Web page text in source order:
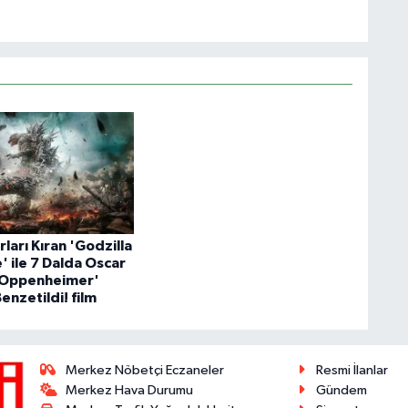
Kıran 'Godzilla
ile 7 Dalda Oscar
film
Merkez Nöbetçi Eczaneler
Merkez Hava Durumu
Resmi İlanlar
Gündem